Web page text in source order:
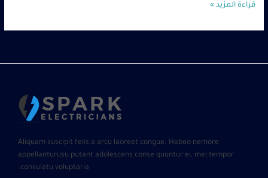
قراءة المزيد »
Aliquam suscipit felis a arcu laoreet congue. Habeo nemore
appellanturusu putant adolescens conse quuntur ei, mel tempor
consulatu voluptaria.